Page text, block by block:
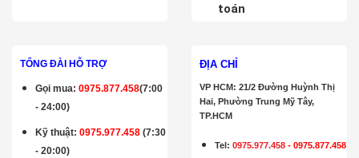
toán
TỔNG ĐÀI HỖ TRỢ
Gọi mua:0975.877.458(7:00
- 24:00)
Kỹ thuật:0975.977.458 (7:30
- 20:00)
ĐỊA CHỈ
VP HCM: 21/2 Đường Huỳnh Thị
Hai, Phường Trung Mỹ Tây,
TP.HCM
Tel:0975.977.458 -0975.877.458